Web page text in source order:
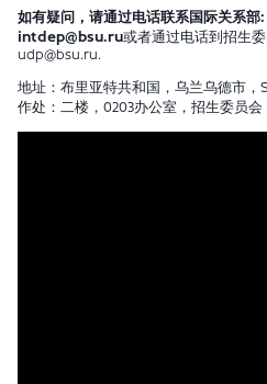
如有疑问，请通过电话联系国际关系
intdep@bsu.ru或者通过电话到招生委
udp@bsu.ru.
地址：布里亚特共和国，乌兰乌德市
作处：二楼，0203办公室，招生委员会